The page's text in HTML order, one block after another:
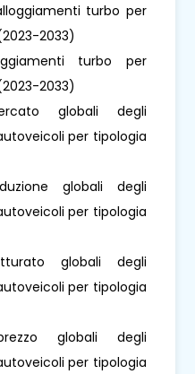
turbo per
2033)
turbo per
2033)
globali degli
per tipologia
globali degli
per tipologia
globali degli
per tipologia
globali degli
per tipologia